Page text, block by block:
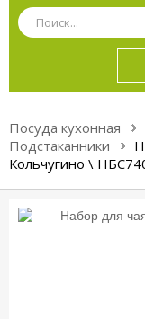
Посуда кухонная
Подстаканники
Кольчугино \